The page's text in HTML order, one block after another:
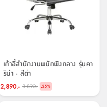
เก้าอี้สำนักงานพนักพิงกลาง รุ่นคา
ริน่า - สีดำ
2,890.- 3,890.- -25%